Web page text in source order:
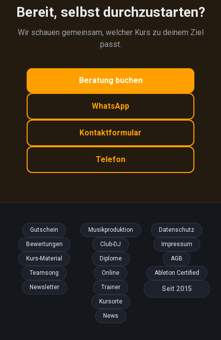
Bereit, selbst durchzustarten?
Wir schauen gemeinsam, welcher Kurs zu deinem Ziel
passt.
Beratung buchen
WhatsApp
Kontaktformular
Telefon
Gutschein
Bewertungen
Kurs-Material
Teamsong
Newsletter
Musikproduktion
Club-DJ
Diplome
Online
Trainer
Kursorte
News
Datenschutz
Impressum
AGB
Ableton Certified
Seit 2015